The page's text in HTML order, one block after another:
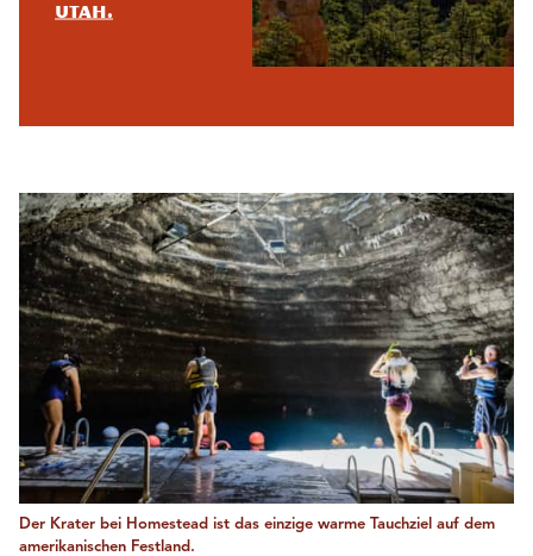
Utah.
Der Krater bei Homestead ist das einzige warme Tauchziel auf dem
amerikanischen Festland.